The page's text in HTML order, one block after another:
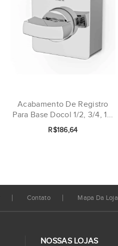
Acabamento De Registro
Para Base Docol 1/2, 3/4, 1...
R$186,64
Contato Mapa Da Loja
NOSSAS LOJAS